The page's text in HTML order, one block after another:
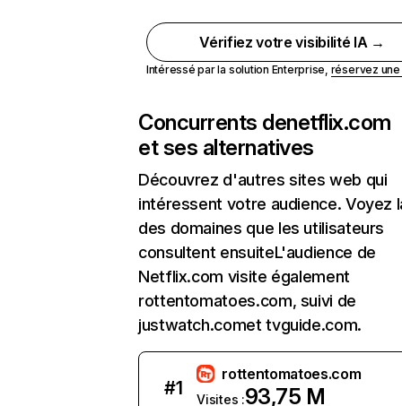
Vérifiez votre visibilité IA →
Intéressé par la solution Enterprise, réservez
Concurrents denetflix.com
et ses alternatives
Découvrez d'autres sites web qui
intéressent votre audience. Voyez
des domaines que les utilisateurs
consultent ensuiteL'audience de
Netflix.com visite également
rottentomatoes.com, suivi de
justwatch.comet tvguide.com.
#1
rottentomatoes.com
Visites :93,75 M